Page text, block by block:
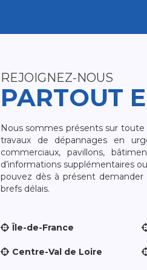
REJOIGNEZ-NOUS
PARTOUT
Nous sommes présents sur
travaux de dépannages en
commerciaux, pavillons,
d’informations supplémentaires
pouvez dès à présent
brefs délais.
Île-de-France
Centre-Val de Loire